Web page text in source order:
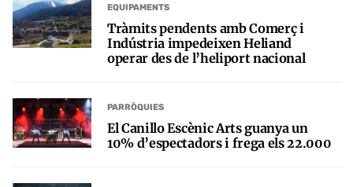
EQUIPAMENTS
Tràmits pendents amb Comerç i
Indústria impedeixen Heliand
operar des de l’heliport nacional
PARRÒQUIES
El Canillo Escènic Arts guanya un
10% d’espectadors i frega els 22.000